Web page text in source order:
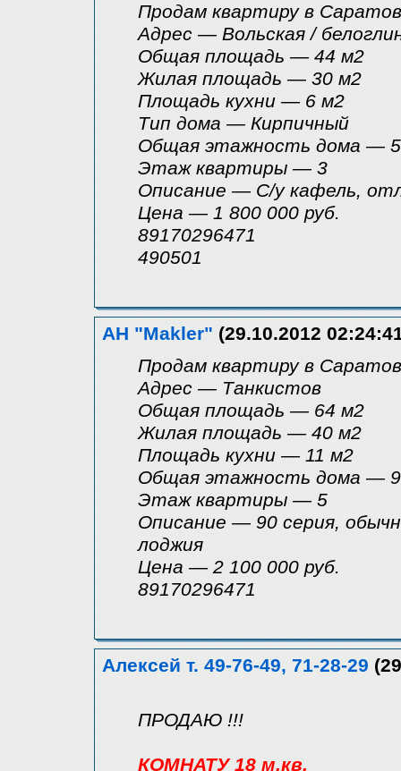
Продам квартиру в
Адрес — Вольская /
Общая площадь — 44 м2
Жилая площадь — 30 м2
Площадь кухни — 6 м2
Tип дома — Кирпичный
Общая этажность дома — 5
Этаж квартиры — 3
Описание — С/у кафель,
Цена — 1 800 000 руб.
89170296471
490501
АН "Makler" (29.10.2012
Продам квартиру в
Адрес — Танкистов
Общая площадь — 64 м2
Жилая площадь — 40 м2
Площадь кухни — 11 м2
Общая этажность дома — 9
Этаж квартиры — 5
Описание — 90 серия,
лоджия
Цена — 2 100 000 руб.
89170296471
Алексей т. 49-76-49, 71-28-29
ПРОДАЮ !!!
КОМНАТУ 18 м.кв.